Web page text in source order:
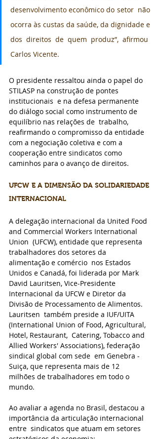
desenvolvimento econômico do setor  não
ocorra às custas da saúde, da dignidade e
dos direitos de quem produz”, afirmou
Carlos Vicente.
O presidente ressaltou ainda o papel do
STILASP na construção de pontes
institucionais  e na defesa permanente
do diálogo social como instrumento de
equilíbrio nas relações de  trabalho,
reafirmando o compromisso da entidade
com a negociação coletiva e com a
cooperação entre sindicatos como
caminhos para o avanço de direitos.
UFCW E A DIMENSÃO DA SOLIDARIEDADE
INTERNACIONAL
A delegação internacional da United Food
and Commercial Workers International
Union  (UFCW), entidade que representa
trabalhadores dos setores da
alimentação e comércio  nos Estados
Unidos e Canadá, foi liderada por Mark
David Lauritsen, Vice-Presidente
Internacional da UFCW e Diretor da
Divisão de Processamento de Alimentos.
Lauritsen  também preside a IUF/UITA
(International Union of Food, Agricultural,
Hotel, Restaurant,  Catering, Tobacco and
Allied Workers' Associations), federação
sindical global com sede  em Genebra -
Suiça, que representa mais de 12
milhões de trabalhadores em todo o
mundo.
Ao avaliar a agenda no Brasil, destacou a
importância da articulação internacional
entre  sindicatos que atuam em setores